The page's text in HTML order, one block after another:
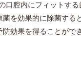
口腔内にフィットす
菌を効果的に除菌する
効果を得ることがで